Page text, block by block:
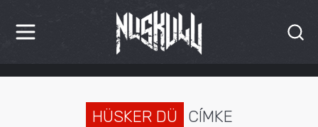
HÍREK
HÜSKER DÜ CÍMKE